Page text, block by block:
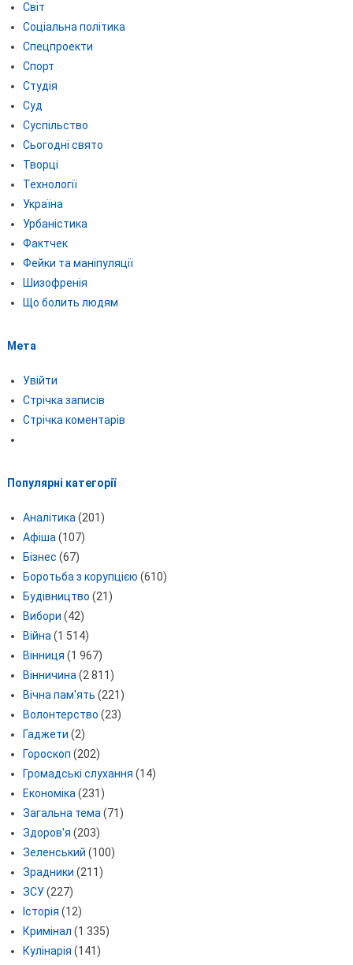
Світ
Соціальна політика
Спецпроекти
Спорт
Студія
Суд
Суспільство
Сьогодні свято
Творці
Технології
Україна
Урбаністика
Фактчек
Фейки та маніпуляції
Шизофренія
Що болить людям
Мета
Увійти
Стрічка записів
Стрічка коментарів
Популярні категорії
Аналітика (201)
Афіша (107)
Бізнес (67)
Боротьба з корупцією (610)
Будівництво (21)
Вибори (42)
Війна (1 514)
Вінниця (1 967)
Вінничина (2 811)
Вічна пам'ять (221)
Волонтерство (23)
Гаджети (2)
Гороскоп (202)
Громадські слухання (14)
Економіка (231)
Загальна тема (71)
Здоров'я (203)
Зеленський (100)
Зрадники (211)
ЗСУ(227)
Історія (12)
Кримінал (1 335)
Кулінарія (141)